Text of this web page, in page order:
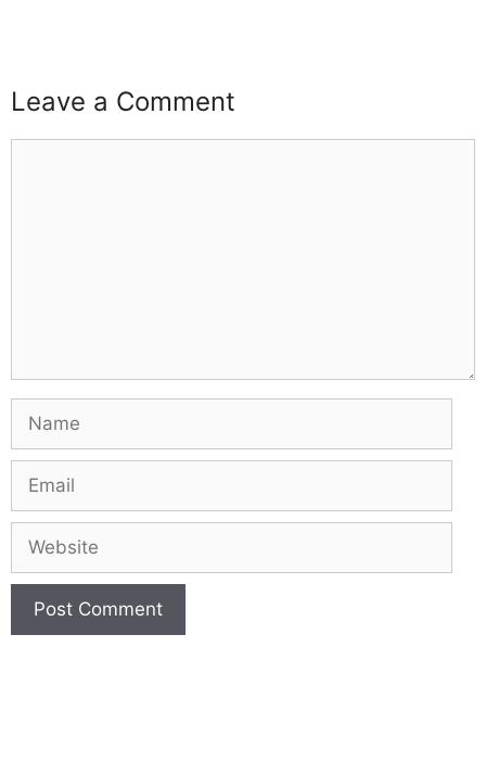
Leave a Comment